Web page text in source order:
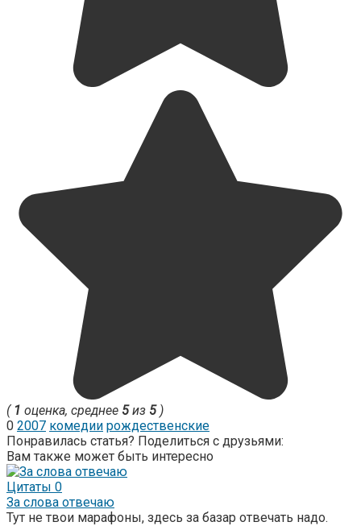
( 1 оценка, среднее 5из 5)
0 2007 комедии рождественские
Понравилась статья? Поделиться с друзьями:
Вам также может быть интересно
Цитаты 0
За слова отвечаю
Тут не твои марафоны, здесь за базар отвечать надо.